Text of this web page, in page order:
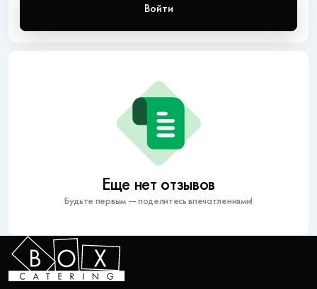
Еще нет отзывов
Будьте первым — поделитесь впечатлениями!
Войти